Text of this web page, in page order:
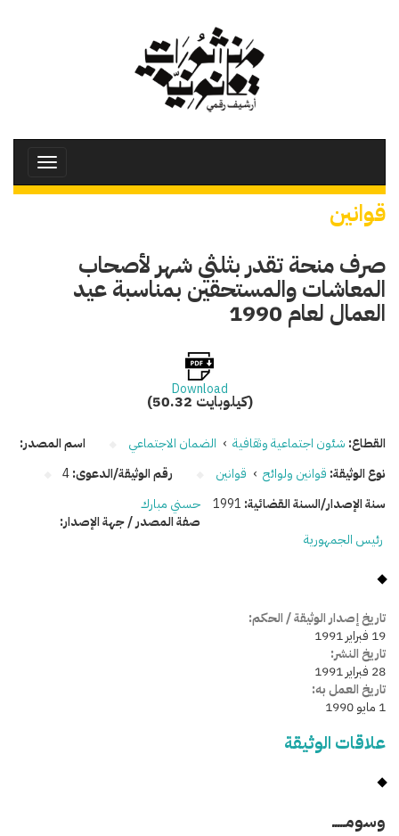
Toggle
قوانين
صرف منحة تقدر بثلثي شهر لأصحاب
المعاشات والمستحقين بمناسبة عيد
العمال لعام 1990
Download
(50.32 كيلوبايت)
القطاع: شئون اجتماعية وثقافية › الضمان الاجتماعي
نوع الوثيقة: قوانين ولوائح › قوانين رقم الوثيقة/الدعوى:4
سنة الإصدار/السنة القضائية: 1991
اسم المصدر:
حسني مبارك
صفة المصدر / جهة الإصدار:
رئيس الجمهورية
تاريخ إصدار الوثيقة / الحكم:
19 فبراير 1991
تاريخ النشر:
28 فبراير 1991
تاريخ العمل به:
1 مايو 1990
علاقات الوثيقة
وسومـــــ